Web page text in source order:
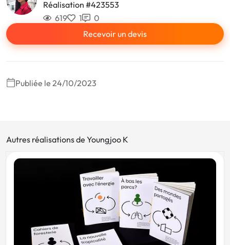
Réalisation #423553
619
1
0
Recevoir un devis
Publiée le 24/10/2023
Autres réalisations de Youngjoo K